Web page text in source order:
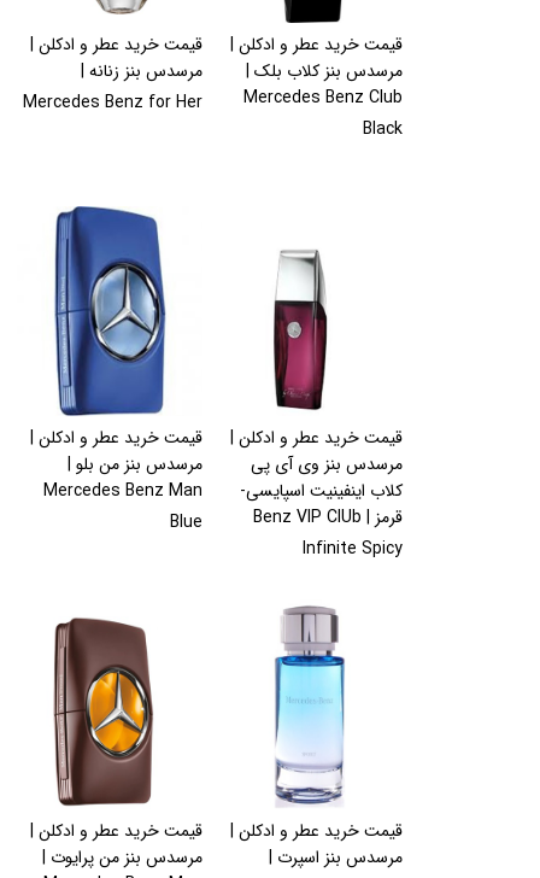
قیمت خرید عطر و ادکلن |
مرسدس بنز اسپرت |
قیمت خرید عطر و ادکلن |
مرسدس بنز من پرایوت |
قیمت خرید عطر و ادکلن |
مرسدس بنز وی آی پی
کلاب اینفینیت اسپایسی-
قرمز | Benz VIP ClUb
Infinite Spicy
قیمت خرید عطر و ادکلن |
مرسدس بنز من بلو |
Mercedes Benz Man
Blue
قیمت خرید عطر و ادکلن |
مرسدس بنز کلاب بلک |
Mercedes Benz Club
Black
قیمت خرید عطر و ادکلن |
مرسدس بنز زنانه |
Mercedes Benz for Her